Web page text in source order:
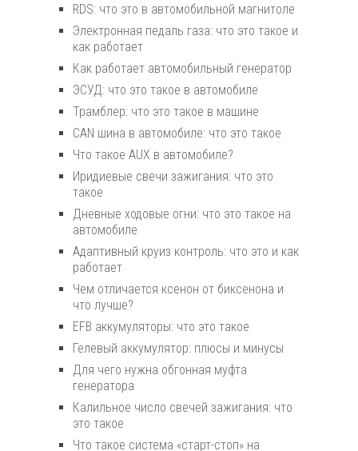
RDS: что это в автомобильной магнитоле
Электронная педаль газа: что это такое и
как работает
Как работает автомобильный генератор
ЭСУД: что это такое в автомобиле
Трамблер: что это такое в машине
CAN шина в автомобиле: что это такое
Что такое AUX в автомобиле?
Иридиевые свечи зажигания: что это
такое
Дневные ходовые огни: что это такое на
автомобиле
Адаптивный круиз контроль: что это и как
работает
Чем отличается ксенон от биксенона и
что лучше?
EFB аккумуляторы: что это такое
Гелевый аккумулятор: плюсы и минусы
Для чего нужна обгонная муфта
генератора
Калильное число свечей зажигания: что
это такое
Что такое система «старт-стоп» на